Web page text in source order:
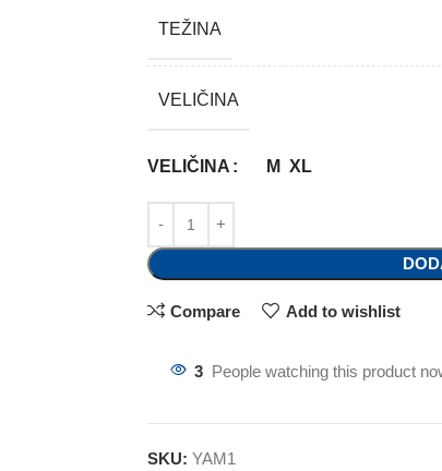
TEŽINA
VELIČINA
VELIČINA M XL
Compare Add to wishlist
3 People watching this product
SKU: YAM1